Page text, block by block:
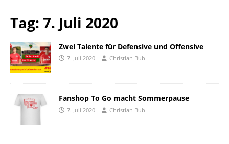
Tag: 7. Juli 2020
Zwei Talente für Defensive und Offensive
7. Juli 2020 Christian Bub
Fanshop To Go macht Sommerpause
7. Juli 2020 Christian Bub